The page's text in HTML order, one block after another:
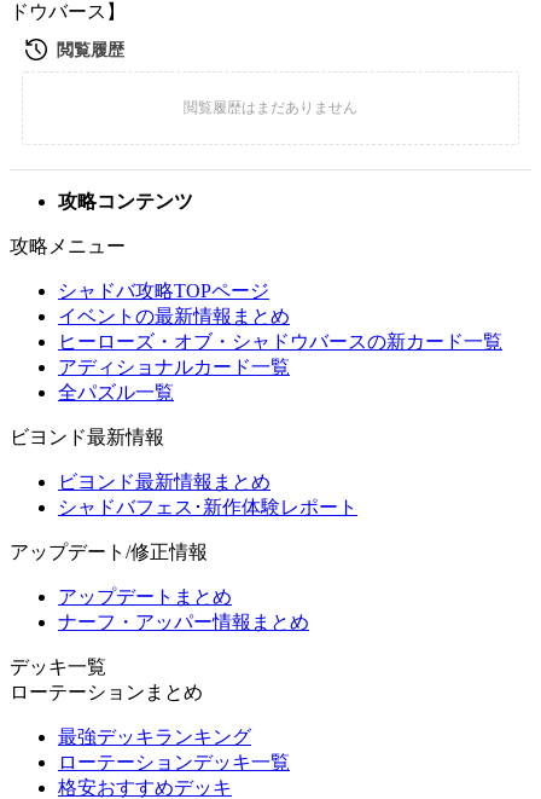
ドウバース】
攻略コンテンツ
攻略メニュー
シャドバ攻略TOPページ
イベントの最新情報まとめ
ヒーローズ・オブ・シャドウバースの新カード一覧
アディショナルカード一覧
全パズル一覧
ビヨンド最新情報
ビヨンド最新情報まとめ
シャドバフェス･新作体験レポート
アップデート/修正情報
アップデートまとめ
ナーフ・アッパー情報まとめ
デッキ一覧
ローテーションまとめ
最強デッキランキング
ローテーションデッキ一覧
格安おすすめデッキ